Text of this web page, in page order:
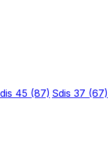
45 (87) Sdis 37 (67)